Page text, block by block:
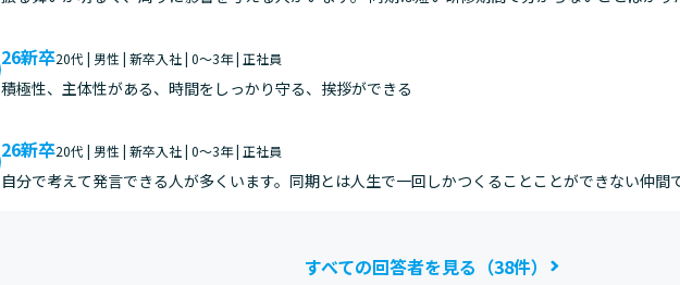
26新卒20代 | 男性 | 新卒入社 | 0～3年 | 正社員
積極性、主体性がある、時間をしっかり守る、挨拶ができる
26新卒20代 | 男性 | 新卒入社 | 0～3年 | 正社員
自分で考えて発言できる人が多くいます。同期とは人生で一回しかつくることことができない仲間
すべての回答者を見る（38件）